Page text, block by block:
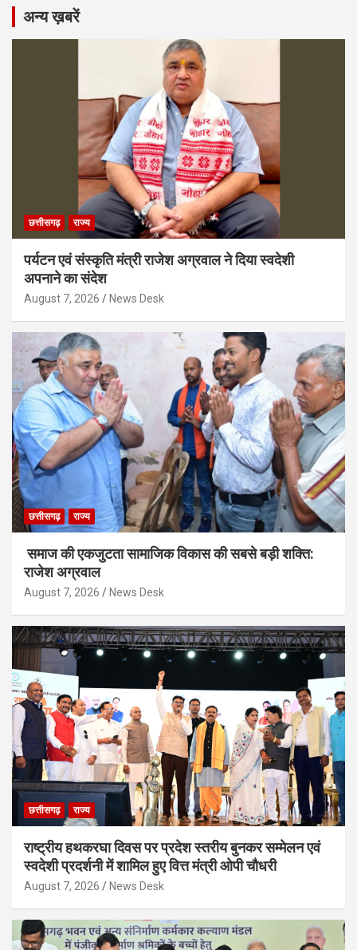
अन्य ख़बरें
छत्तीसगढ़ राज्य
पर्यटन एवं संस्कृति मंत्री राजेश अग्रवाल ने दिया स्वदेशी
अपनाने का संदेश
August 7, 2026 News Desk
छत्तीसगढ़ राज्य
समाज की एकजुटता सामाजिक विकास की सबसे बड़ी शक्ति:
राजेश अग्रवाल
August 7, 2026 News Desk
छत्तीसगढ़ राज्य
राष्ट्रीय हथकरघा दिवस पर प्रदेश स्तरीय बुनकर सम्मेलन एवं
स्वदेशी प्रदर्शनी में शामिल हुए वित्त मंत्री ओपी चौधरी
August 7, 2026 News Desk